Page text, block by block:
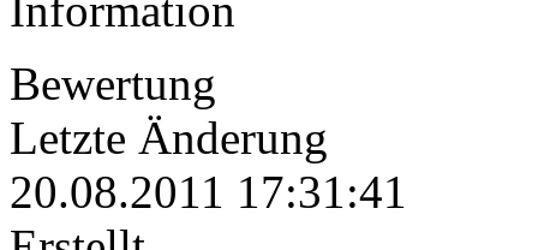
Bewertung
Letzte Änderung
20.08.2011 17:31:41